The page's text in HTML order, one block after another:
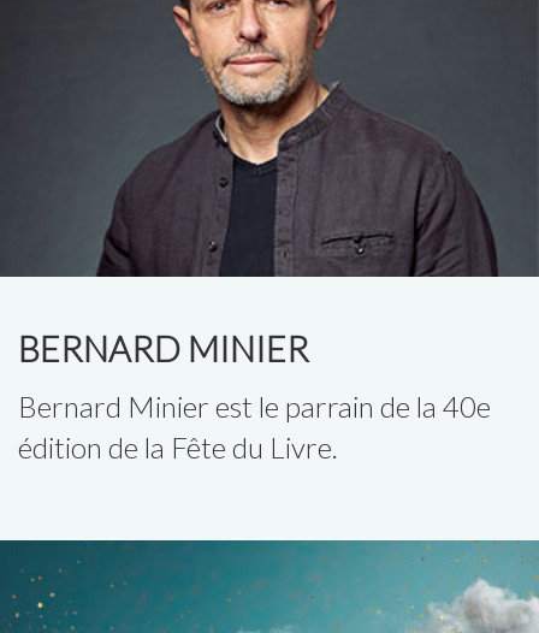
BERNARD MINIER
Bernard Minier est le parrain de la 40e
édition de la Fête du Livre.